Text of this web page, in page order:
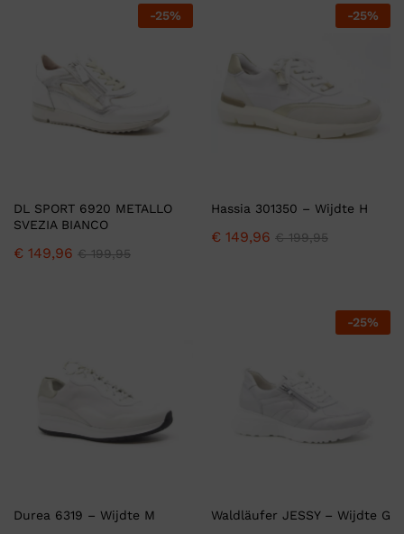
-25%
DL SPORT 6920 METALLO
SVEZIA BIANCO
€ 149,96 €199,95
-25%
Hassia 301350 – Wijdte H
€ 149,96 €199,95
Durea 6319 – Wijdte M
-25%
Waldläufer JESSY – Wijdte G